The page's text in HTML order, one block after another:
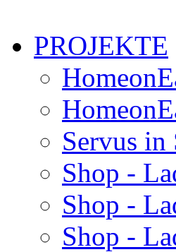
PROJEKTE
Servus in
Shop -
Shop -
Shop -